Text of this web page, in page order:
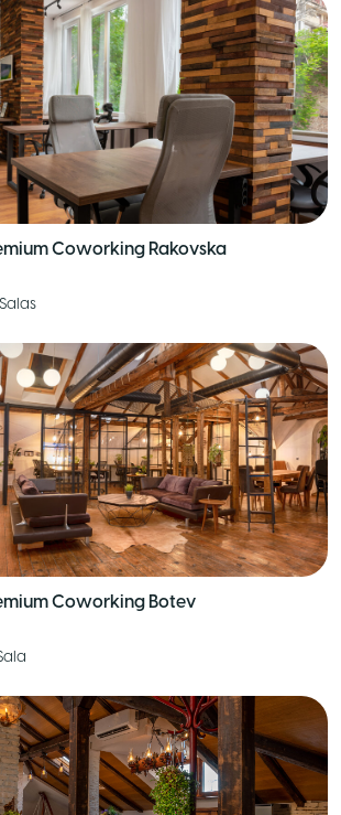
Coworking Rakovska
Salas
Coworking Botev